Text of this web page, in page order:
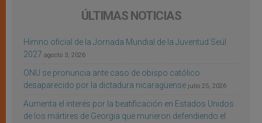
ÚLTIMAS NOTICIAS
Himno oficial de la Jornada Mundial de la Juventud Seúl
2027 agosto 3, 2026
ONU se pronuncia ante caso de obispo católico
desaparecido por la dictadura nicaragüense julio 25, 2026
Aumenta el interés por la beatificación en Estados Unidos
de los mártires de Georgia que murieron defendiendo el